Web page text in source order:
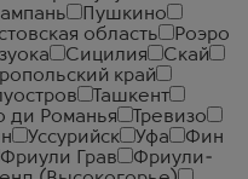
Пушкино
область
Роэро
Сицилия
Скай
край
Ташкент
ди Романья
Тревизо
Уссурийск Уфа
Фин
Фриули Грав
Фриули-